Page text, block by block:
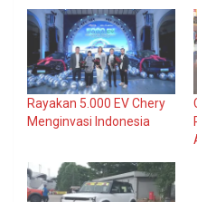
Rayakan 5.000 EV Chery
Menginvasi Indonesia